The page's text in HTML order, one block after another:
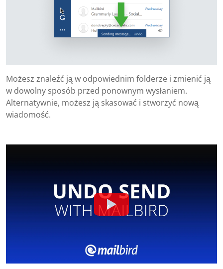
Możesz znaleźć ją w odpowiednim folderze i zmienić ją
w dowolny sposób przed ponownym wysłaniem.
Alternatywnie, możesz ją skasować i stworzyć nową
wiadomość.